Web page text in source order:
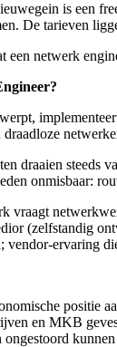
is een
De tarieven
een netwerk
draaien steeds
onmisbaar:
vraagt
(zelfstandig
vendor-ervaring
positie
en MKB
ongestoord